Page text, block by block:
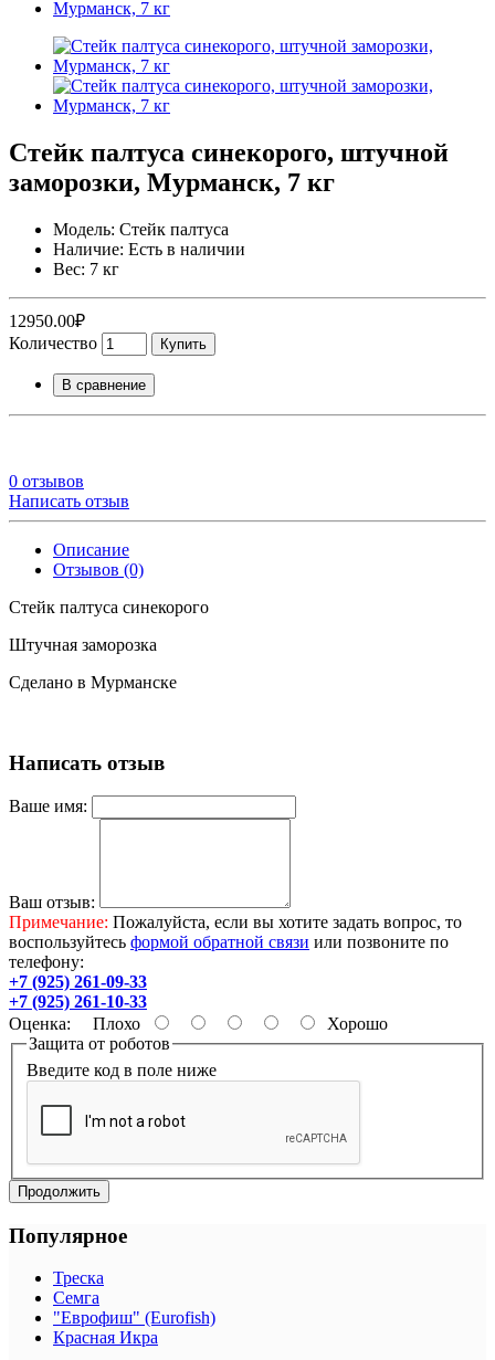
Стейк палтуса синекорого, штучной
заморозки, Мурманск, 7 кг
Модель: Стейк палтуса
Наличие: Есть в наличии
Вес: 7 кг
12950.00₽
Количество
Купить
В сравнение
0 отзывов
Написать отзыв
Описание
Отзывов (0)
Стейк палтуса синекорого
Штучная заморозка
Сделано в Мурманске
Написать отзыв
Ваше имя:
Ваш отзыв:
Примечание: Пожалуйста, если вы хотите задать вопрос, то
воспользуйтесь формой обратной связи или позвоните по
телефону:
+7 (925) 261-09-33
+7 (925) 261-10-33
Оценка: Плохо
Хорошо
Защита от роботов
Введите код в поле ниже
Продолжить
Популярное
Треска
Семга
"Еврофиш" (Eurofish)
Красная Икра